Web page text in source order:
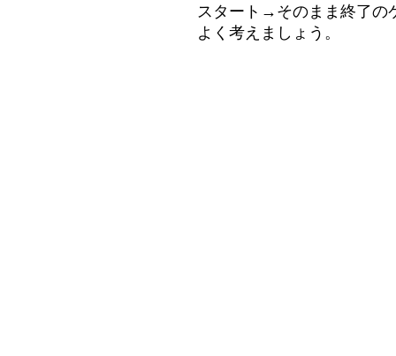
スタート→そのまま終了の
よく考えましょう。